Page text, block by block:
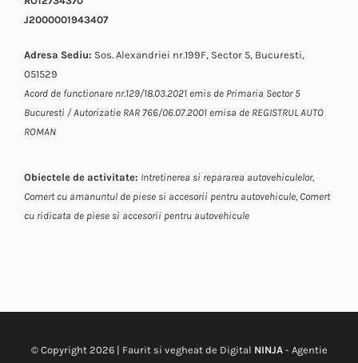
J2000001943407
Adresa Sediu: Sos. Alexandriei nr.199F, Sector 5, Bucuresti,
051529
Acord de functionare nr.129/18.03.2021 emis de Primaria Sector 5
Bucuresti / Autorizatie RAR 766/06.07.2001 emisa de REGISTRUL AUTO
ROMAN
Obiectele de activitate: Intretinerea si repararea autovehiculelor,
Comert cu amanuntul de piese si accesorii pentru autovehicule, Comert
cu ridicata de piese si accesorii pentru autovehicule
© Copyright 2026 | Faurit si vegheat de Digital NINJA- Agentie